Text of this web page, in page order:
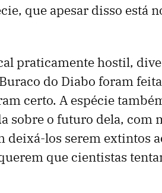
que apesar disso está
praticamente hostil,
do Diabo foram
certo. A espécie
sobre o futuro dela, com
deixá-los serem extintos
que cientistas